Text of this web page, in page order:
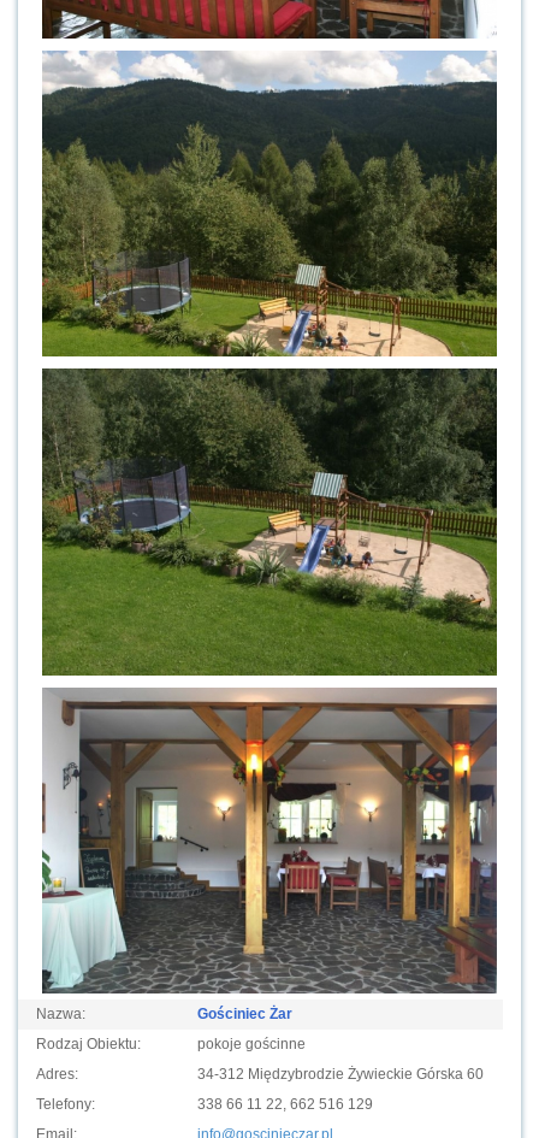
Nazwa:
Gościniec Żar
Rodzaj Obiektu:
pokoje gościnne
Adres:
34-312 Międzybrodzie Żywieckie Górska 60
Telefony:
338 66 11 22, 662 516 129